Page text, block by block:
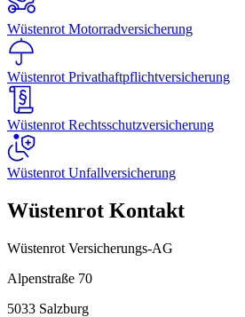
Wüstenrot Motorradversicherung
Wüstenrot Privathaftpflichtversicherung
Wüstenrot Rechtsschutzversicherung
Wüstenrot Unfallversicherung
Wüstenrot Kontakt
Wüstenrot Versicherungs-AG
Alpenstraße 70
5033 Salzburg